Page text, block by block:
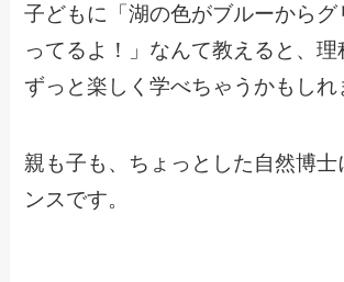
子どもに「湖の色がブルーからグ
ってるよ！」なんて教えると、理
ずっと楽しく学べちゃうかもしれ
親も子も、ちょっとした自然博士
ンスです。